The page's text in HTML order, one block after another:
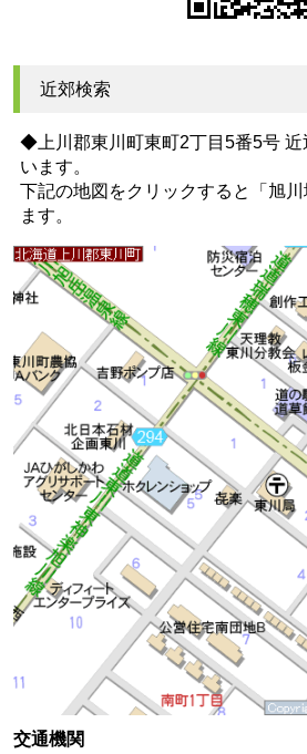
近郊検索
◆上川郡東川町東町2丁目5番5号 近
います。
下記の地図をクリックすると
「旭
ます。
交通機関